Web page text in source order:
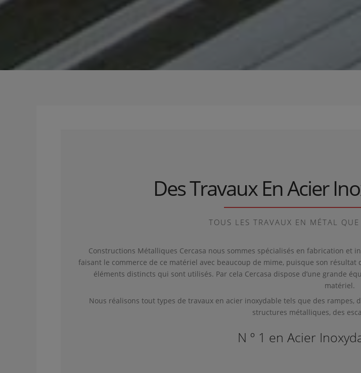
Des Travaux En Acier
TOUS LES TRAVAUX EN MÉTAL
Constructions Métalliques Cercasa nous sommes spécialisés en fabrication et
faisant le commerce de ce matériel avec beaucoup de mime, puisque son
éléments distincts qui sont utilisés. Par cela Cercasa dispose d’une grande
matériel.
Nous réalisons tout types de travaux en acier inoxydable tels que des
structures métalliques, des
N º 1 en Acier